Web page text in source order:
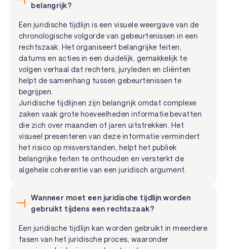
belangrijk?
Een juridische tijdlijn is een visuele weergave van de
chronologische volgorde van gebeurtenissen in een
rechtszaak. Het organiseert belangrijke feiten,
datums en acties in een duidelijk, gemakkelijk te
volgen verhaal dat rechters, juryleden en cliënten
helpt de samenhang tussen gebeurtenissen te
begrijpen.
Juridische tijdlijnen zijn belangrijk omdat complexe
zaken vaak grote hoeveelheden informatie bevatten
die zich over maanden of jaren uitstrekken. Het
visueel presenteren van deze informatie vermindert
het risico op misverstanden, helpt het publiek
belangrijke feiten te onthouden en versterkt de
algehele coherentie van een juridisch argument.
Wanneer moet een juridische tijdlijn worden
gebruikt tijdens een rechtszaak?
Een juridische tijdlijn kan worden gebruikt in meerdere
fasen van het juridische proces, waaronder